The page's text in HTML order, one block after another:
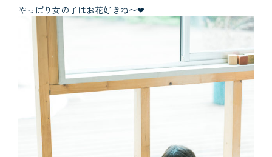
やっぱり女の子はお花好きね〜❤